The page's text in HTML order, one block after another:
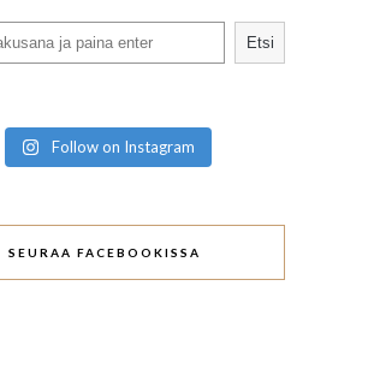
Etsi
Follow on Instagram
SEURAA FACEBOOKISSA